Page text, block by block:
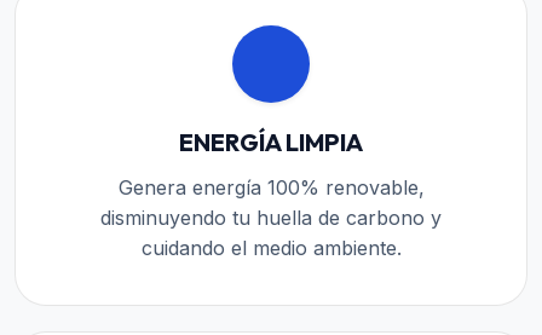
ENERGÍA LIMPIA
Genera energía 100% renovable,
disminuyendo tu huella de carbono y
cuidando el medio ambiente.